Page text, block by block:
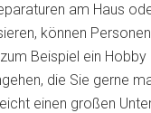
am Haus
können
Beispiel ein
die Sie gerne
einen großen